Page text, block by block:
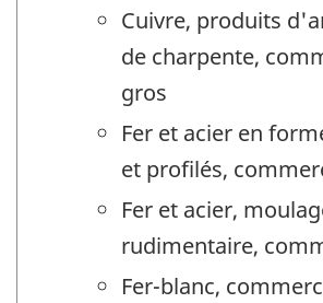
Cuivre, produits
de charpente,
gros
Fer et acier en
et profilés,
Fer et acier,
rudimentaire,
Fer-blanc,